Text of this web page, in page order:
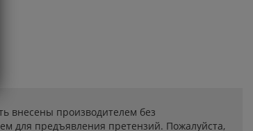
внесены производителем без
для предъявления претензий. Пожалуйста,